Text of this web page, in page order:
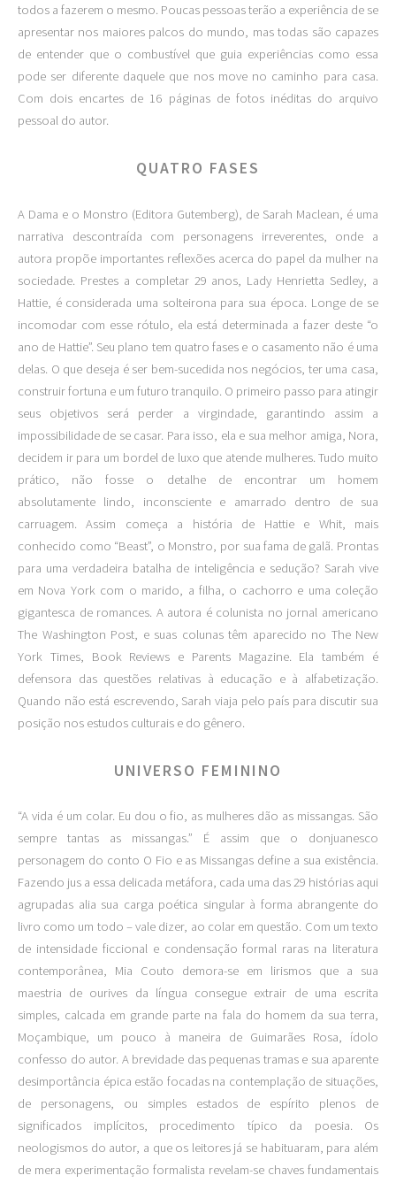
todos a fazerem o mesmo. Poucas pessoas terão a experiência de se
apresentar nos maiores palcos do mundo, mas todas são capazes
de entender que o combustível que guia experiências como essa
pode ser diferente daquele que nos move no caminho para casa.
Com dois encartes de 16 páginas de fotos inéditas do arquivo
pessoal do autor.
QUATRO FASES
A Dama e o Monstro (Editora Gutemberg), de Sarah Maclean, é uma
narrativa descontraída com personagens irreverentes, onde a
autora propõe importantes reflexões acerca do papel da mulher na
sociedade. Prestes a completar 29 anos, Lady Henrietta Sedley, a
Hattie, é considerada uma solteirona para sua época. Longe de se
incomodar com esse rótulo, ela está determinada a fazer deste “o
ano de Hattie”. Seu plano tem quatro fases e o casamento não é uma
delas. O que deseja é ser bem-sucedida nos negócios, ter uma casa,
construir fortuna e um futuro tranquilo. O primeiro passo para atingir
seus objetivos será perder a virgindade, garantindo assim a
impossibilidade de se casar. Para isso, ela e sua melhor amiga, Nora,
decidem ir para um bordel de luxo que atende mulheres. Tudo muito
prático, não fosse o detalhe de encontrar um homem
absolutamente lindo, inconsciente e amarrado dentro de sua
carruagem. Assim começa a história de Hattie e Whit, mais
conhecido como “Beast”, o Monstro, por sua fama de galã. Prontas
para uma verdadeira batalha de inteligência e sedução? Sarah vive
em Nova York com o marido, a filha, o cachorro e uma coleção
gigantesca de romances. A autora é colunista no jornal americano
The Washington Post, e suas colunas têm aparecido no The New
York Times, Book Reviews e Parents Magazine. Ela também é
defensora das questões relativas à educação e à alfabetização.
Quando não está escrevendo, Sarah viaja pelo país para discutir sua
posição nos estudos culturais e do gênero.
UNIVERSO FEMININO
“A vida é um colar. Eu dou o fio, as mulheres dão as missangas. São
sempre tantas as missangas.” É assim que o donjuanesco
personagem do conto O Fio e as Missangas define a sua existência.
Fazendo jus a essa delicada metáfora, cada uma das 29 histórias aqui
agrupadas alia sua carga poética singular à forma abrangente do
livro como um todo – vale dizer, ao colar em questão. Com um texto
de intensidade ficcional e condensação formal raras na literatura
contemporânea, Mia Couto demora-se em lirismos que a sua
maestria de ourives da língua consegue extrair de uma escrita
simples, calcada em grande parte na fala do homem da sua terra,
Moçambique, um pouco à maneira de Guimarães Rosa, ídolo
confesso do autor. A brevidade das pequenas tramas e sua aparente
desimportância épica estão focadas na contemplação de situações,
de personagens, ou simples estados de espírito plenos de
significados implícitos, procedimento típico da poesia. Os
neologismos do autor, a que os leitores já se habituaram, para além
de mera experimentação formalista revelam-se chaves fundamentais